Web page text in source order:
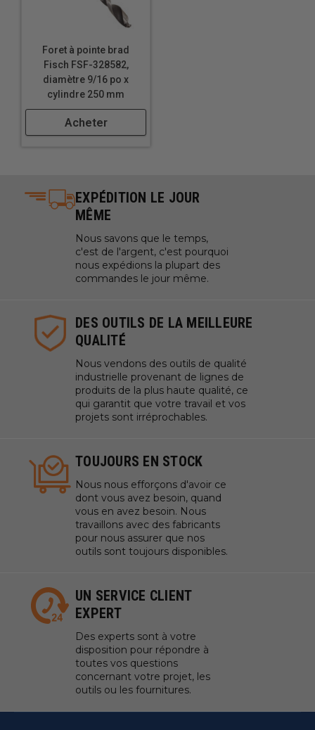
Perçage de trous pour câbles et fils dans les
bureaux et les centres de divertissement
des scies plus grandes
Perçage de trous pour les supports d'étagères dans
les bibliothèques et les armoires
Fabriquer des jouets en bois avec des pièces
mobiles
Foret à pointe brad
Fisch FSF-328582,
diamètre 9/16 po x
cylindre 250 mm
Acheter
EXPÉDITION LE JOUR
MÊME
Nous savons que le temps,
c'est de l'argent, c'est pourquoi
nous expédions la plupart des
commandes le jour même.
DES OUTILS DE LA MEILLEURE
QUALITÉ
Nous vendons des outils de qualité
industrielle provenant de lignes de
produits de la plus haute qualité, ce
qui garantit que votre travail et vos
projets sont irréprochables.
TOUJOURS EN STOCK
Nous nous efforçons d'avoir ce
dont vous avez besoin, quand
vous en avez besoin. Nous
travaillons avec des fabricants
pour nous assurer que nos
outils sont toujours disponibles.
UN SERVICE CLIENT
EXPERT
Des experts sont à votre
disposition pour répondre à
toutes vos questions
concernant votre projet, les
outils ou les fournitures.